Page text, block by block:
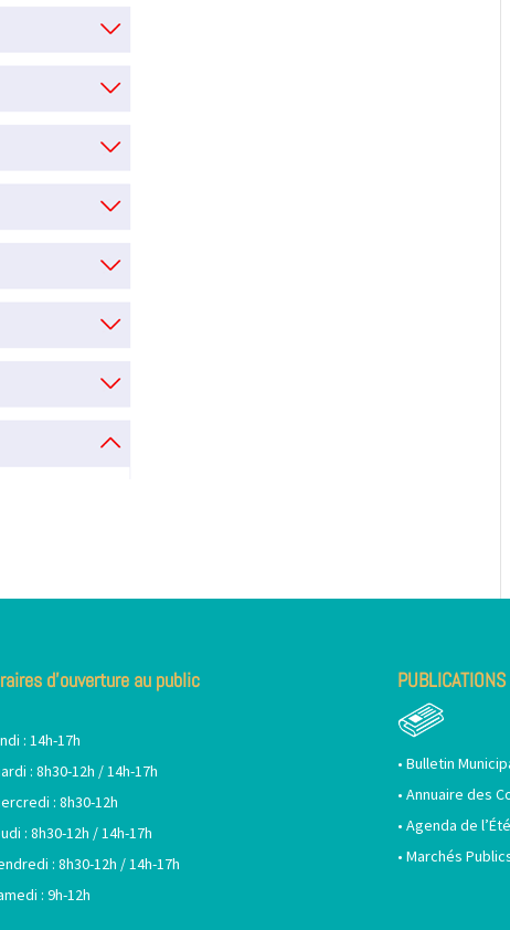
d’ouverture au public
: 14h-17h
: 8h30-12h / 14h-17h
: 8h30-12h
: 8h30-12h / 14h-17h
: 8h30-12h / 14h-17h
: 9h-12h
PUBLICATIONS
• Bulletin
• Annuaire des
• Agenda de l’Été
• Marchés